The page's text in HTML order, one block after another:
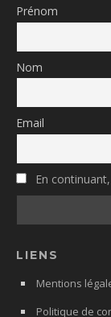
Prénom
Nom
Email
En
LIENS
Mentions
Politique de